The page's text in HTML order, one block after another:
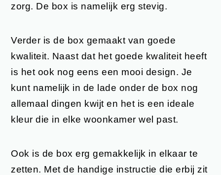
zorg. De box is namelijk erg stevig.
Verder is de box gemaakt van goede
kwaliteit. Naast dat het goede kwaliteit heeft
is het ook nog eens een mooi design. Je
kunt namelijk in de lade onder de box nog
allemaal dingen kwijt en het is een ideale
kleur die in elke woonkamer wel past.
Ook is de box erg gemakkelijk in elkaar te
zetten. Met de handige instructie die erbij zit